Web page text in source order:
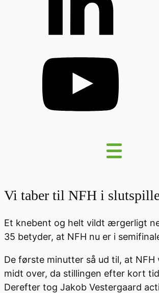
Vi taber til NFH i
Et knebent og helt vildt ærgerligt
35 betyder, at NFH nu er i
De første minutter så ud til, at NFH
midt over, da stillingen efter kort
Derefter tog Jakob Vestergaard